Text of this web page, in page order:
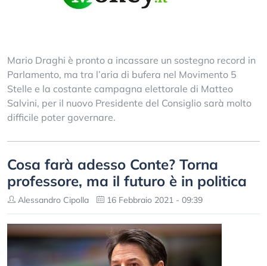
Mario Draghi è pronto a incassare un sostegno record in
Parlamento, ma tra l’aria di bufera nel Movimento 5
Stelle e la costante campagna elettorale di Matteo
Salvini, per il nuovo Presidente del Consiglio sarà molto
difficile poter governare.
Cosa farà adesso Conte? Torna
professore, ma il futuro è in politica
Alessandro Cipolla 16 Febbraio 2021 - 09:39